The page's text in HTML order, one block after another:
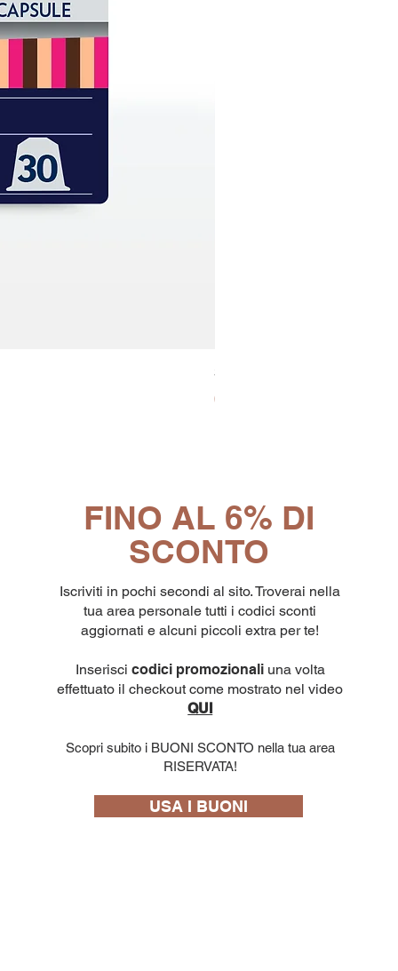
30x8 Caps. Alluminio
Prezzo
65,19 €
FINO AL 6% DI
SCONTO
Iscriviti in pochi secondi al sito. Troverai nella
tua area personale tutti i codici sconti
aggiornati e alcuni piccoli extra per te!
Inserisci codici promozionaliuna volta
effettuato il checkout come mostrato nel video
QUI
Scopri subito i BUONI SCONTO nella tua area
RISERVATA!
USA I BUONI